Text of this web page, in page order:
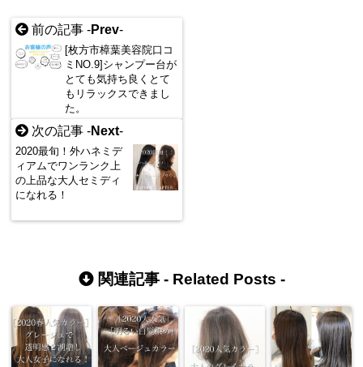
前の記事 -Prev-
[枚方市樟葉美容院口コ
ミNO.9]シャンプー台が
とても気持ち良くとて
もリラックスできまし
た。
次の記事 -Next-
2020最旬！外ハネミデ
ィアムでワンランク上
の上品な大人セミディ
になれる！
関連記事 - Related Posts -